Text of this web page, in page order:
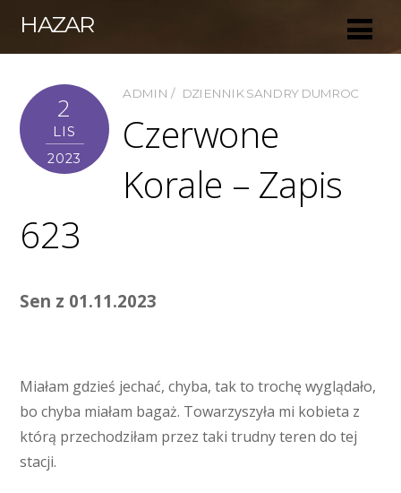
HAZAR
2
LIS
2023
ADMIN DZIENNIK SANDRY DUMROC
Czerwone
Korale – Zapis
623
Sen z 01.11.2023
Miałam gdzieś jechać, chyba, tak to trochę wyglądało,
bo chyba miałam bagaż. Towarzyszyła mi kobieta z
którą przechodziłam przez taki trudny teren do tej
stacji.